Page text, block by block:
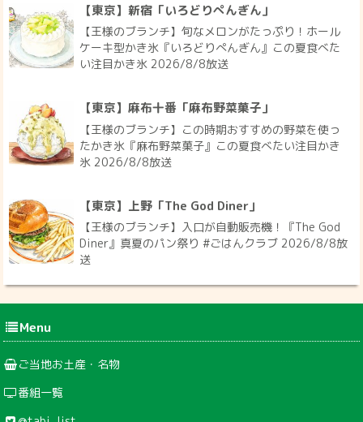
【東京】新宿「いろどりぺんぎん」
【王様のブランチ】旬なメロンがたっぷり！ホール
ケーキ型かき氷『いろどりぺんぎん』この夏食べた
い注目かき氷 2026/8/8放送
【東京】麻布十番「麻布野菜菓子」
【王様のブランチ】この時期おすすめの野菜を使っ
たかき氷『麻布野菜菓子』この夏食べたい注目かき
氷 2026/8/8放送
【東京】上野「The God Diner」
【王様のブランチ】入口が自動販売機！『The God
Diner』真夏のパン祭り #ごはんクラブ 2026/8/8放
送
Menu
ご当地お土産・名物
番組一覧